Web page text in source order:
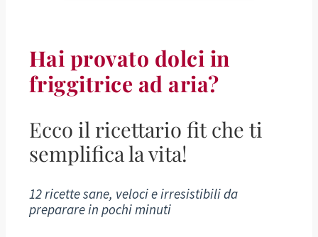
Hai provato dolci in
friggitrice ad aria?
Ecco il ricettario fit che ti
semplifica la vita!
12 ricette sane, veloci e irresistibili da
preparare in pochi minuti